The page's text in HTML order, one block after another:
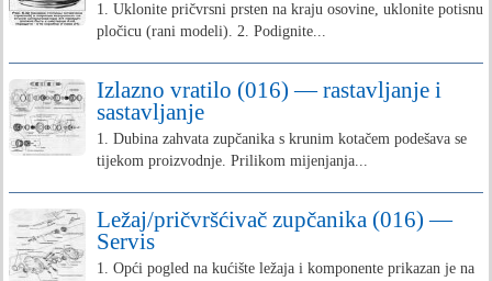
1. Uklonite pričvrsni prsten na kraju osovine, uklonite potisnu
pločicu (rani modeli). 2. Podignite...
Izlazno vratilo (016) — rastavljanje i
sastavljanje
1. Dubina zahvata zupčanika s krunim kotačem podešava se
tijekom proizvodnje. Prilikom mijenjanja...
Ležaj/pričvršćivač zupčanika (016) —
Servis
1. Opći pogled na kućište ležaja i komponente prikazan je na